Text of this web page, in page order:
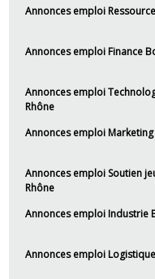
Annonces emploi
Annonces emploi Finance
Annonces emploi
Rhône
Annonces emploi
Annonces emploi Soutien
Rhône
Annonces emploi Industrie
Annonces emploi